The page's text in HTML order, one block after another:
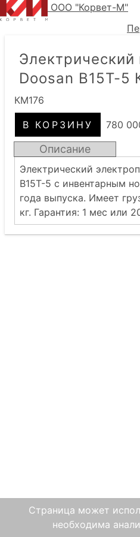
ООО "Корвет-М"
Электрический
Doosan B15T-5
КМ176
780
Описание
Электрический
B15T-5 с инвентарным
года выпуска. Имеет
кг. Гарантия: 1 мес или
Страница может
необходима